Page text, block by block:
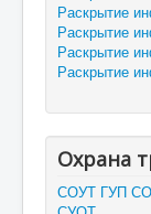
Раскрытие
Раскрытие
Раскрытие
Раскрытие
Охрана
СОУТ ГУП СО